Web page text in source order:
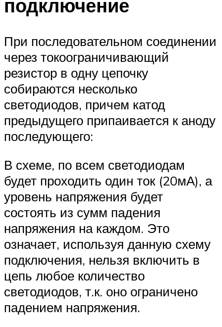
подключение
При последовательном соединении
через токоограничивающий
резистор в одну цепочку
собираются несколько
светодиодов, причем катод
предыдущего припаивается к аноду
последующего:
В схеме, по всем светодиодам
будет проходить один ток (20мА), а
уровень напряжения будет
состоять из сумм падения
напряжения на каждом. Это
означает, используя данную схему
подключения, нельзя включить в
цепь любое количество
светодиодов, т.к. оно ограничено
падением напряжения.